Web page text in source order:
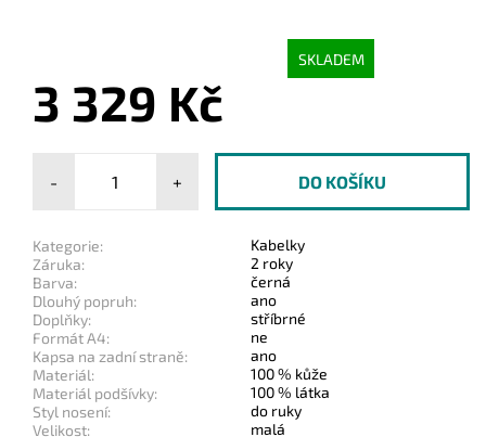
SKLADEM
3 329 Kč
- +
Kategorie:
Kabelky
Záruka:
2 roky
Barva:
černá
Dlouhý popruh:
ano
Doplňky:
stříbrné
Formát A4:
ne
Kapsa na zadní straně:
ano
Materiál:
100 % kůže
Materiál podšívky:
100 % látka
Styl nosení:
do ruky
Velikost:
malá